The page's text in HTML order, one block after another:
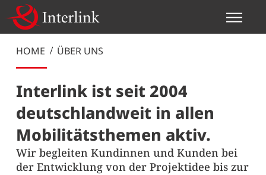
Autonomes
Fahren
Integrierte
Mobilitäts- und
Verkehrsplanung
ÖV-Planung
Über uns
Kommunikation
und Management
HOME ÜBER UNS
Interlink ist seit 2004
deutschlandweit in allen
Mobilitätsthemen aktiv.
Wir begleiten Kundinnen und Kunden bei
der Entwicklung von der Projektidee bis zur